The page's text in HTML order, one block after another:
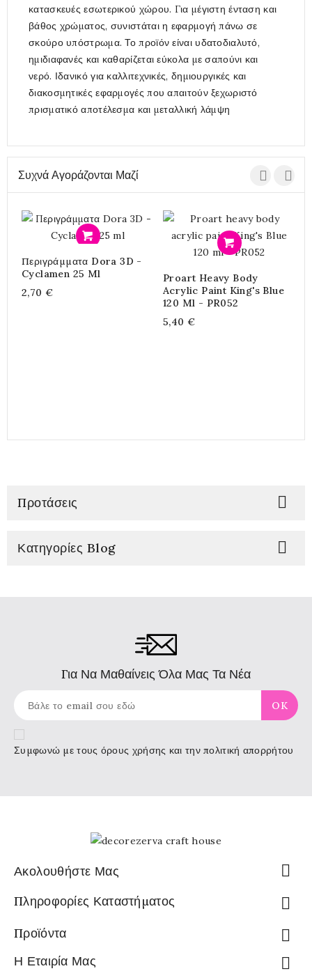
κατασκευές εσωτερικού χώρου. Για μέγιστη ένταση και
βάθος χρώματος, συνιστάται η εφαρμογή πάνω σε
σκούρο υπόστρωμα. Το προϊόν είναι υδατοδιαλυτό,
ημιδιαφανές και καθαρίζεται εύκολα με σαπούνι και
νερό. Ιδανικό για καλλιτεχνικές, δημιουργικές και
διακοσμητικές εφαρμογές που απαιτούν ξεχωριστό
πρισματικό αποτέλεσμα και μεταλλική λάμψη
Συχνά Αγοράζονται Μαζί
Περιγράμματα Dora 3D -
Cyclamen 25 Ml
2,70 €
Proart Heavy Body
Acrylic Paint King's Blue
120 Ml - PR052
5,40 €
Προτάσεις 
Κατηγορίες Blog 
Για Να Μαθαίνεις Όλα Μας Τα Νέα
Συμφωνώ με τους όρους χρήσης και την πολιτική απορρήτου
Ακολουθήστε Μας 
Πληροφορίες Καταστήματος 
Προϊόντα 
Η Εταιρία Μας 